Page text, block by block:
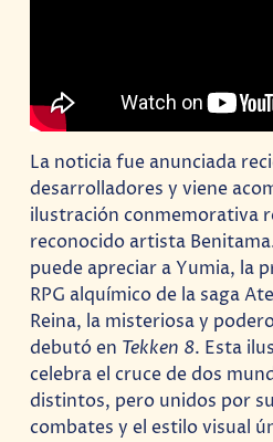
La noticia fue anunciada
desarrolladores y viene
ilustración conmemorativa
reconocido artista
puede apreciar a Yumia, la
RPG alquímico de la saga
Reina, la misteriosa y
debutó en Tekken 8. Esta
celebra el cruce de dos
distintos, pero unidos por
combates y el estilo visual